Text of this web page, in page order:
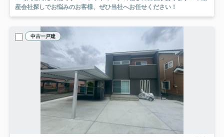
産会社探しでお悩みのお客様、ぜひ当社へお任せください！
中古一戸建